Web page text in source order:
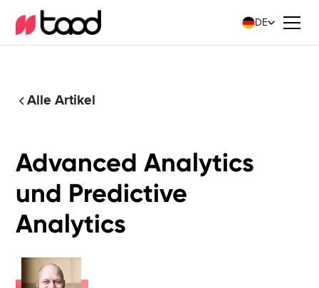
DE
Alle Artikel
Advanced Analytics
und Predictive
Analytics